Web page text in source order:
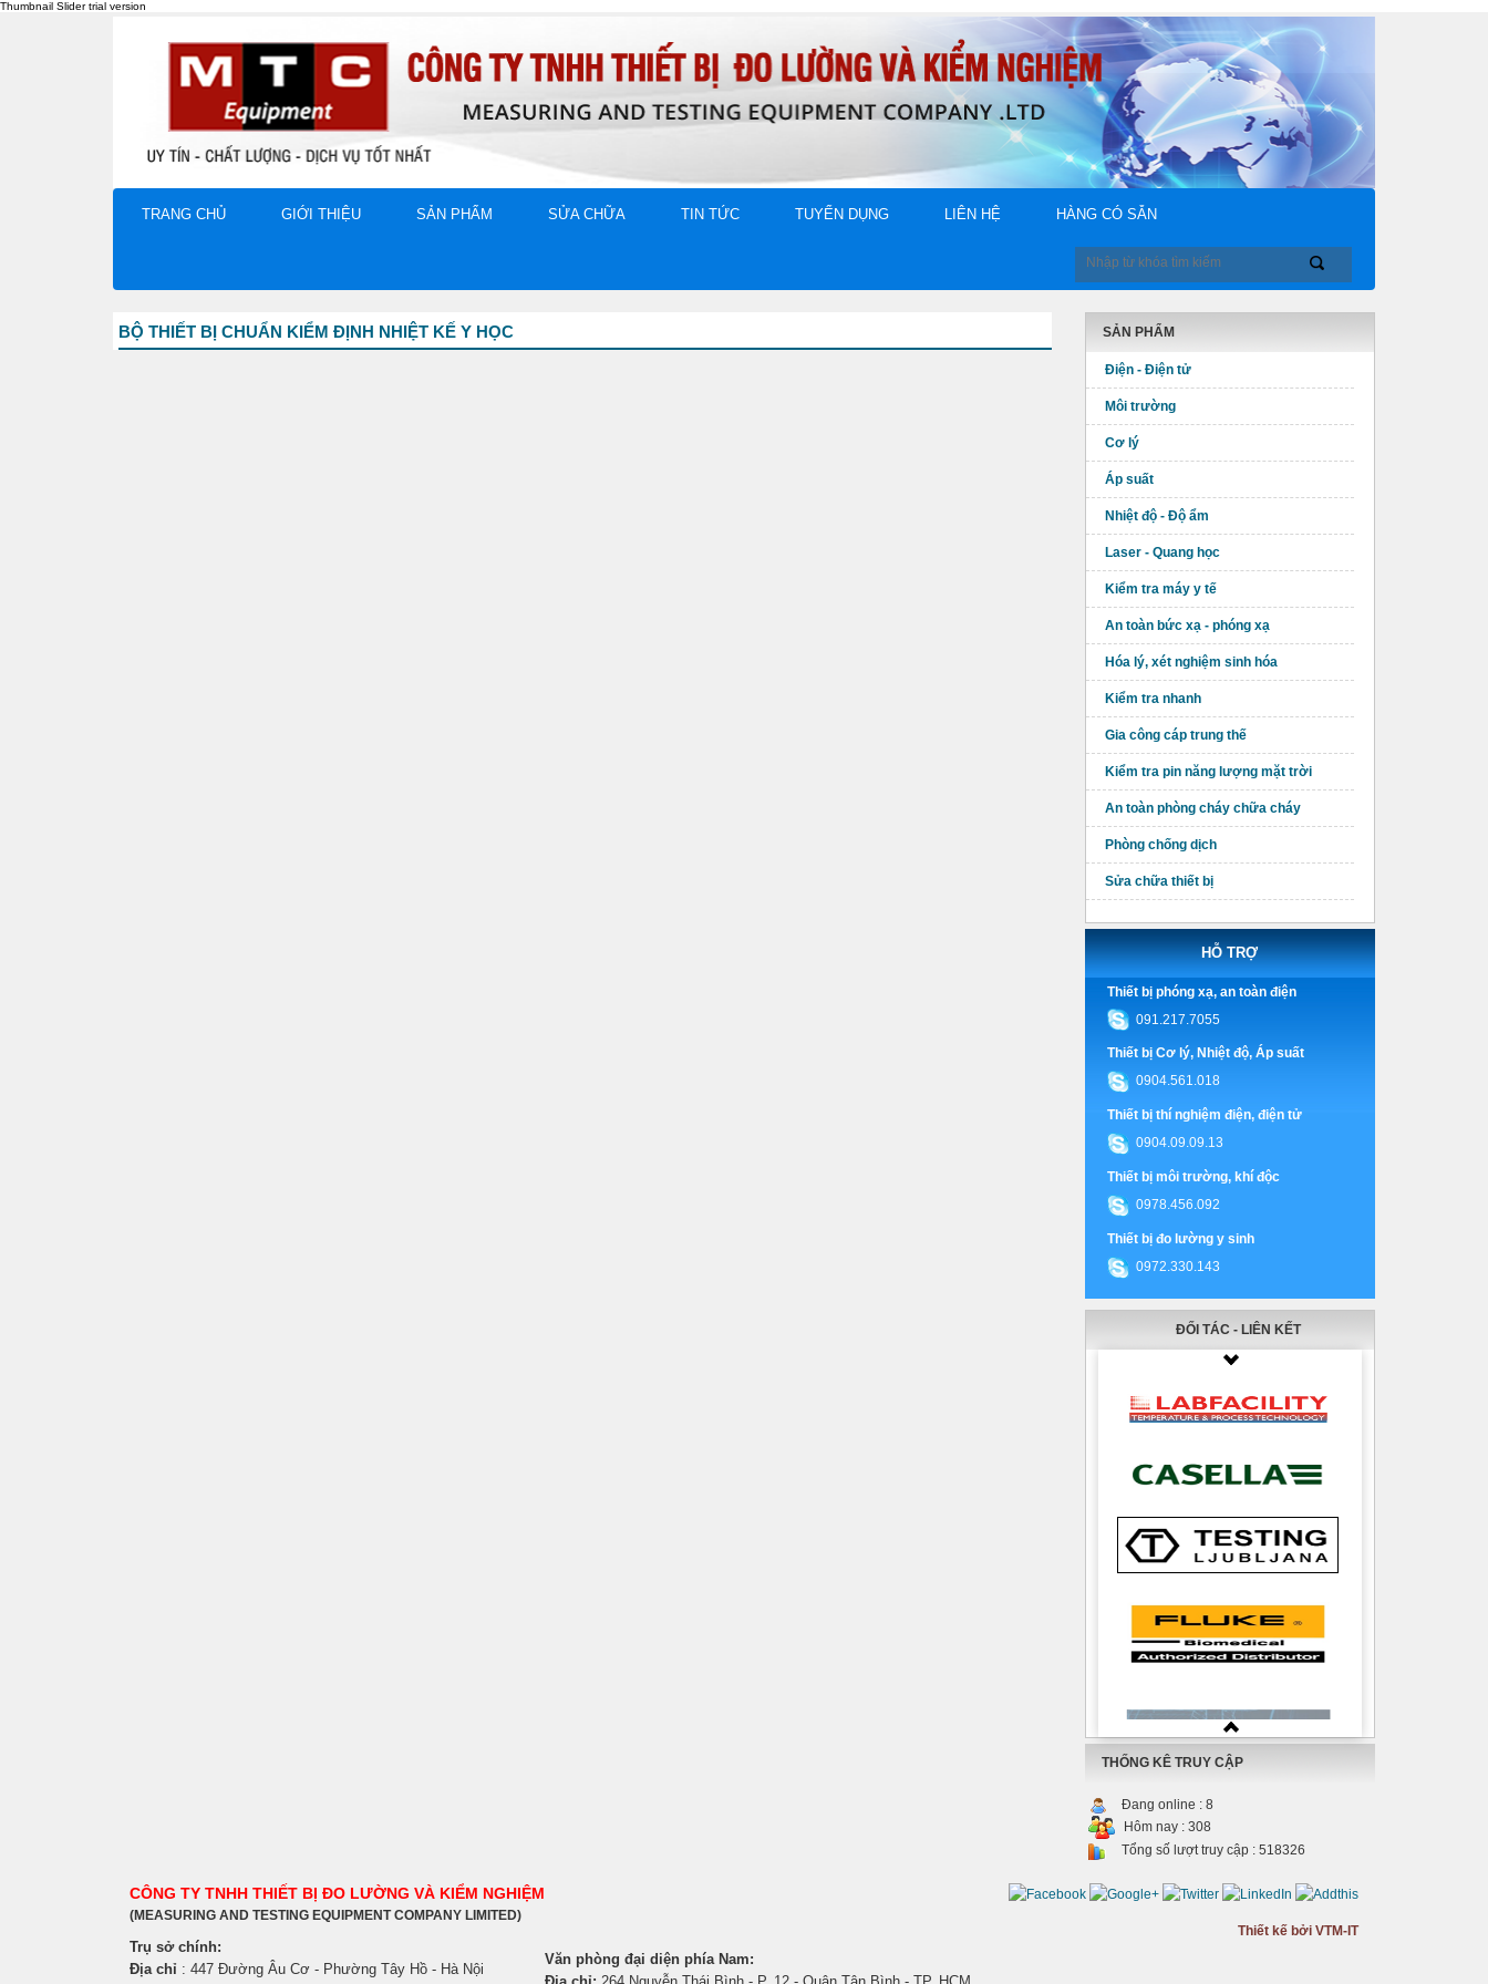
TRANG CHỦ GIỚI THIỆU SẢN PHẨM SỬA CHỮA TIN TỨC TUYỂN DỤNG LIÊN HỆ HÀNG CÓ SẴN
BỘ THIẾT BỊ CHUẨN KIỂM ĐỊNH NHIỆT KẾ Y HỌC SẢN PHẨM
Điện - Điện tử
Môi trường
Cơ lý
Áp suất
Nhiệt độ - Độ ẩm
Laser - Quang học
Kiểm tra máy y tế
An toàn bức xạ - phóng xạ
Hóa lý, xét nghiệm sinh hóa
Kiểm tra nhanh
Gia công cáp trung thế
Kiểm tra pin năng lượng mặt trời
An toàn phòng cháy chữa cháy
Phòng chống dịch
Sửa chữa thiết bị
HỖ TRỢ
Thiết bị phóng xạ, an toàn điện
091.217.7055
Thiết bị Cơ lý, Nhiệt độ, Áp suất
0904.561.018
Thiết bị thí nghiệm điện, điện tử
0904.09.09.13
Thiết bị môi trường, khí độc
0978.456.092
Thiết bị đo lường y sinh
0972.330.143
ĐỐI TÁC - LIÊN KẾT
THỐNG KÊ TRUY CẬP
Đang online : 8
Hôm nay : 308
Tổng số lượt truy cập : 518326
CÔNG TY TNHH THIẾT BỊ ĐO LƯỜNG VÀ KIỂM NGHIỆM
(MEASURING AND TESTING EQUIPMENT COMPANY LIMITED)
Trụ sở chính:
Địa chỉ : 447 Đường Âu Cơ - Phường Tây Hồ - Hà Nội
Văn phòng đại diện phía Nam:
Thiết kế bởi VTM-IT